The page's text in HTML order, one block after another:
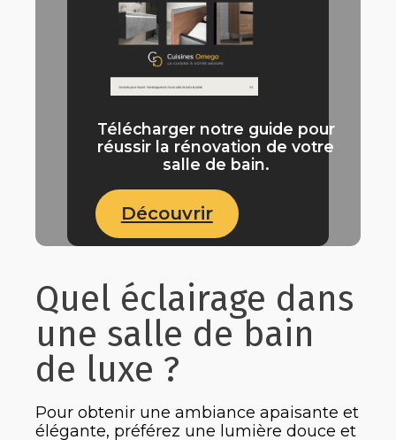
Télécharger notre guide pour
réussir la rénovation de votre
salle de bain.
Découvrir
Quel éclairage dans
une salle de bain
de luxe ?
Pour obtenir une ambiance apaisante et
élégante, préférez une lumière douce et